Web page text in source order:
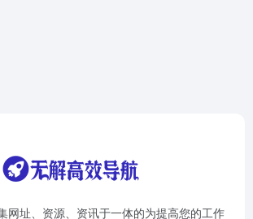
网址、资源、资讯于一体的为提高您的工作